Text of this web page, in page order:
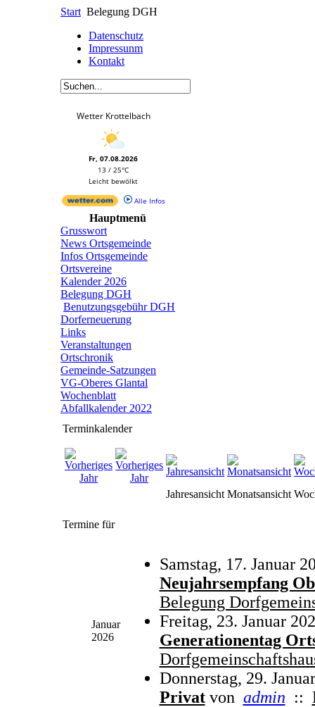
Start Belegung DGH
Datenschutz
Impressunm
Kontakt
Wetter Krottelbach
Fr, 07.08.2026
13 / 25°C
Leicht bewölkt
Alle Infos
Hauptmenü
Grusswort
News Ortsgemeinde
Infos Ortsgemeinde
Ortsvereine
Kalender 2026
Belegung DGH
Benutzungsgebühr DGH
Dorferneuerung
Links
Veranstaltungen
Ortschronik
Gemeinde-Satzungen
VG-Oberes Glantal
Wochenblatt
Abfallkalender 2022
Terminkalender
Jahresansicht Monatsansicht
Termine für
Januar
2026
Samstag, 17. Januar
Neujahrsempfang
Belegung
Freitag, 23. Januar
Generationentag
Donnerstag, 29.
Privatvon admin ::